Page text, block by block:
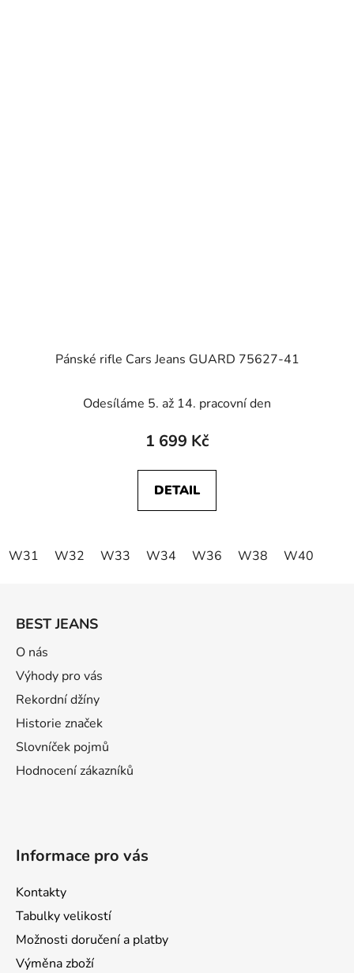
Pánské rifle Cars Jeans GUARD 75627-41
Odesíláme 5. až 14. pracovní den
1 699 Kč
DETAIL
W31 W32 W33 W34 W36 W38 W40
BEST JEANS
O nás
Výhody pro vás
Rekordní džíny
Historie značek
Slovníček pojmů
Hodnocení zákazníků
Informace pro vás
Kontakty
Tabulky velikostí
Možnosti doručení a platby
Výměna zboží